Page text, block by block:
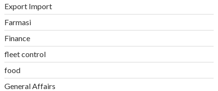
Export Import
Farmasi
Finance
fleet control
food
General Affairs